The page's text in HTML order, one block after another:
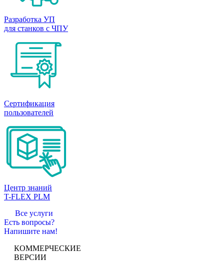
Разработка УП
для станков с ЧПУ
Сертификация
пользователей
Центр знаний
T-FLEX PLM
Все услуги
Есть вопросы?
Напишите нам!
КОММЕРЧЕСКИЕ
ВЕРСИИ